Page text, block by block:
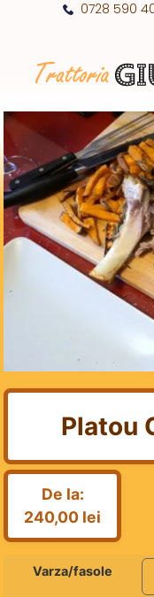
0728 590
Platou
De la:
240,00 lei
Varza/fasole